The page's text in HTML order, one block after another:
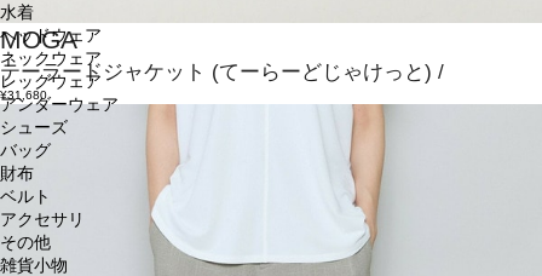
水着
ヘッドウェア
ネックウェア
レッグウェア
アンダーウェア
シューズ
バッグ
財布
ベルト
アクセサリ
その他
雑貨小物
MOGA
テーラードジャケット (てーらーどじゃけっと) /
¥31,680